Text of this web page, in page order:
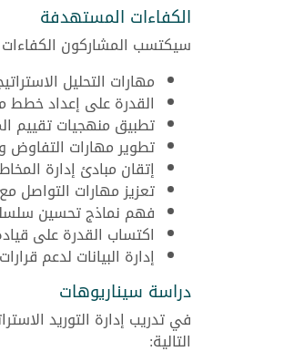
الكفاءات المستهدفة
سيكتسب المشاركون الكفاءات
مهارات التحليل
القدرة على إعداد خطط
تطبيق منهجيات تقييم
تطوير مهارات التفاوض
إتقان مبادئ إدارة
تعزيز مهارات التواصل
فهم نماذج تحسين
اكتساب القدرة على
إدارة البيانات لدعم
دراسة سيناريوهات
في تدريب إدارة التوريد
التالية: